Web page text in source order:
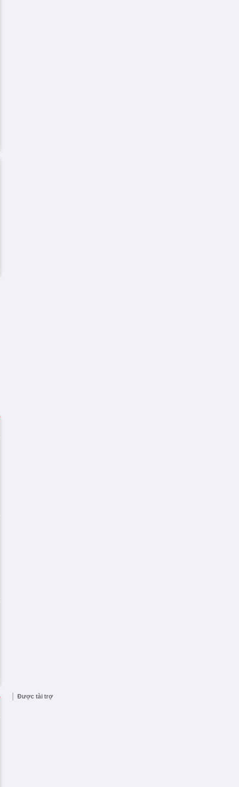
Được tài trợ